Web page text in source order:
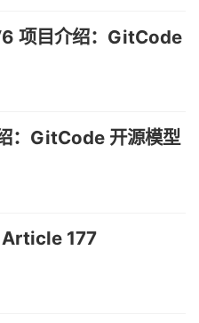
项目介绍：GitCode
：GitCode 开源模型
177